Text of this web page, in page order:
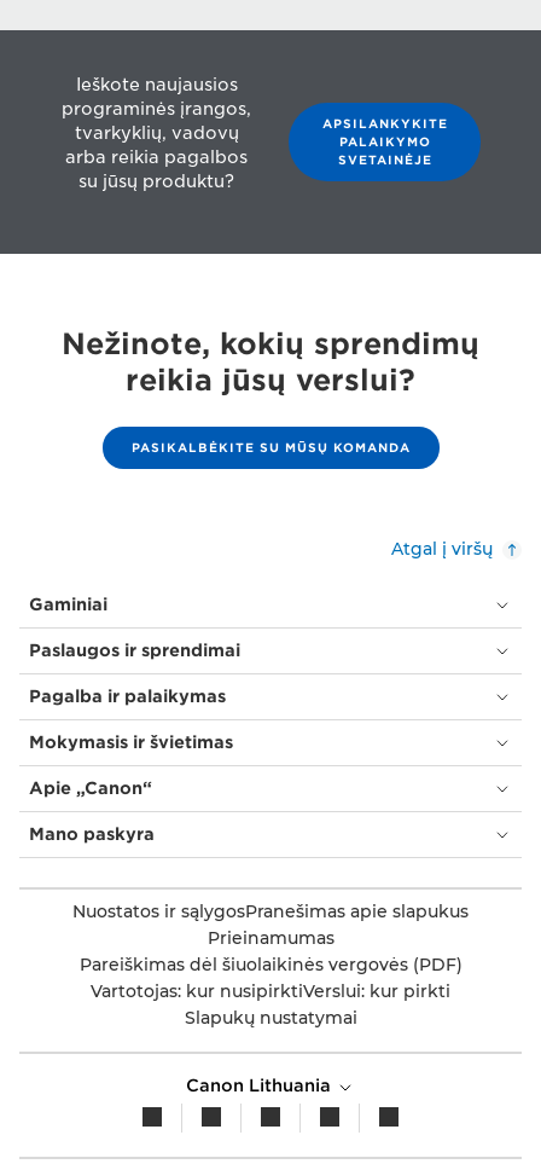
Ieškote naujausios
programinės įrangos,
tvarkyklių, vadovų
arba reikia pagalbos
su jūsų produktu?
APSILANKYKITE
PALAIKYMO
SVETAINĖJE
Nežinote, kokių sprendimų
reikia jūsų verslui?
PASIKALBĖKITE SU MŪSŲ KOMANDA
Atgal į viršų
Gaminiai
Paslaugos ir sprendimai
Pagalba ir palaikymas
Mokymasis ir švietimas
Apie „Canon“
Mano paskyra
Nuostatos ir sąlygosPranešimas apie slapukus
Prieinamumas
Pareiškimas dėl šiuolaikinės vergovės (PDF)
Vartotojas: kur nusipirktiVerslui: kur pirkti
Slapukų nustatymai
Canon Lithuania